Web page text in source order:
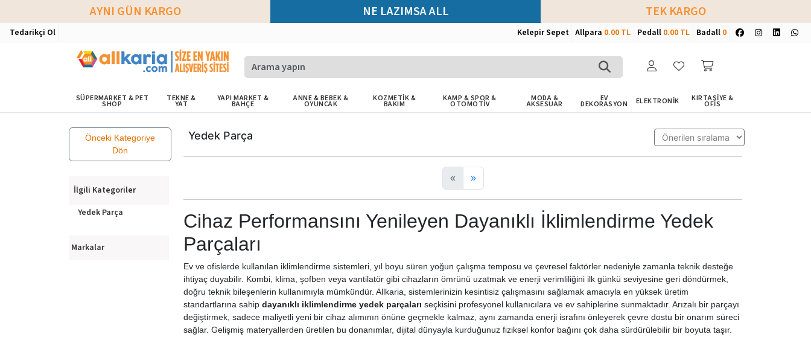
AYNI GÜN KARGO NE LAZIMSA ALL TEK KARGO
Tedarikçi Ol Kelepir Sepet Allpara 0.00 TL Pedall 0.00 TL Badall 0
SÜPERMARKET & PET
SHOP
TEKNE &
YAT
YAPI MARKET &
BAHÇE
ANNE & BEBEK &
OYUNCAK
KOZMETİK &
BAKIM
KAMP & SPOR &
OTOMOTİV
MODA &
AKSESUAR
EV
DEKORASYON ELEKTRONİK KIRTASİYE &
OFİS
Önceki Kategoriye
Dön
İlgili Kategoriler
Yedek Parça
Markalar
Yedek Parça
« »
Cihaz Performansını Yenileyen Dayanıklı İklimlendirme Yedek
Parçaları
Ev ve ofislerde kullanılan iklimlendirme sistemleri, yıl boyu süren yoğun çalışma temposu ve çevresel faktörler nedeniyle zamanla teknik desteğe
ihtiyaç duyabilir. Kombi, klima, şofben veya vantilatör gibi cihazların ömrünü uzatmak ve enerji verimliliğini ilk günkü seviyesine geri döndürmek,
doğru teknik bileşenlerin kullanımıyla mümkündür. Allkaria, sistemlerinizin kesintisiz çalışmasını sağlamak amacıyla en yüksek üretim
standartlarına sahip dayanıklı iklimlendirme yedek parçaları seçkisini profesyonel kullanıcılara ve ev sahiplerine sunmaktadır. Arızalı bir parçayı
değiştirmek, sadece maliyetli yeni bir cihaz alımının önüne geçmekle kalmaz, aynı zamanda enerji israfını önleyerek çevre dostu bir onarım süreci
sağlar. Gelişmiş materyallerden üretilen bu donanımlar, dijital dünyayla kurduğunuz fiziksel konfor bağını çok daha sürdürülebilir bir boyuta taşır.